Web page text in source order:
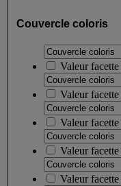
Couvercle coloris
Valeur facette
Valeur facette
Valeur facette
Valeur facette
Valeur facette